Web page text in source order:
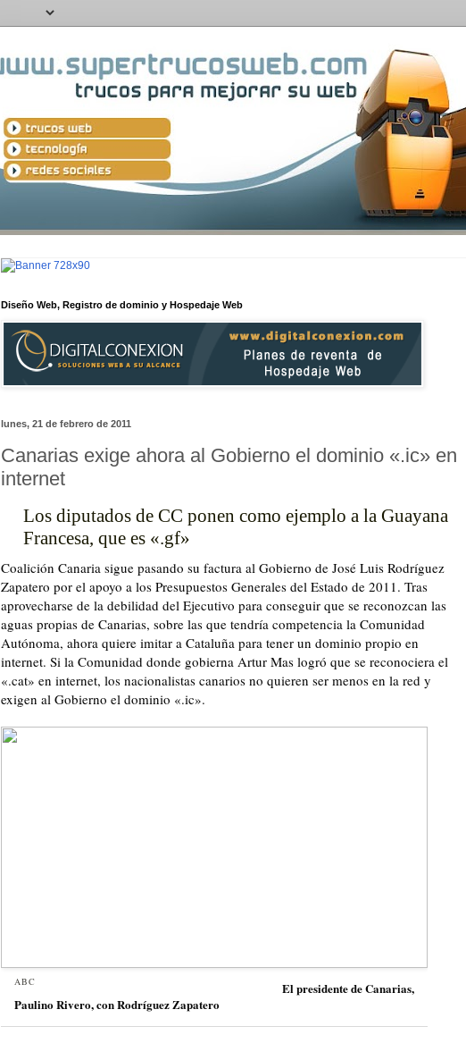
Diseño Web, Registro de dominio y Hospedaje Web
lunes, 21 de febrero de 2011
Canarias exige ahora al Gobierno el dominio «.ic» en
internet
Los diputados de CC ponen como ejemplo a la Guayana
Francesa, que es «.gf»
Coalición Canaria sigue pasando su factura al Gobierno de José Luis Rodríguez
Zapatero por el apoyo a los Presupuestos Generales del Estado de 2011. Tras
aprovecharse de la debilidad del Ejecutivo para conseguir que se reconozcan las
aguas propias de Canarias, sobre las que tendría competencia la Comunidad
Autónoma, ahora quiere imitar a Cataluña para tener un dominio propio en
internet. Si la Comunidad donde gobierna Artur Mas logró que se reconociera el
«.cat» en internet, los nacionalistas canarios no quieren ser menos en la red y
exigen al Gobierno el dominio «.ic».
ABC
El presidente de Canarias,
Paulino Rivero, con Rodríguez Zapatero